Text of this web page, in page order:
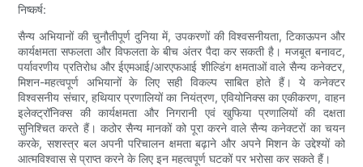
निष्कर्ष:
सैन्य अभियानों की चुनौतीपूर्ण दुनिया में, उपकरणों की विश्वसनीयता, टिकाऊपन और
कार्यक्षमता सफलता और विफलता के बीच अंतर पैदा कर सकती है। मजबूत बनावट,
पर्यावरणीय प्रतिरोध और ईएमआई/आरएफआई शील्डिंग क्षमताओं वाले सैन्य कनेक्टर,
मिशन-महत्वपूर्ण अभियानों के लिए सही विकल्प साबित होते हैं। ये कनेक्टर
विश्वसनीय संचार, हथियार प्रणालियों का नियंत्रण, एवियोनिक्स का एकीकरण, वाहन
इलेक्ट्रॉनिक्स की कार्यक्षमता और निगरानी एवं खुफिया प्रणालियों की दक्षता
सुनिश्चित करते हैं। कठोर सैन्य मानकों को पूरा करने वाले सैन्य कनेक्टरों का चयन
करके, सशस्त्र बल अपनी परिचालन क्षमता बढ़ाने और अपने मिशन के उद्देश्यों को
आत्मविश्वास से प्राप्त करने के लिए इन महत्वपूर्ण घटकों पर भरोसा कर सकते हैं।